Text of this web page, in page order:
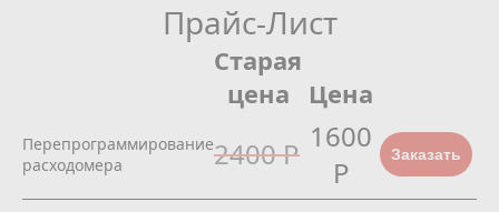
Прайс-Лист
Старая
цена
Цена
Перепрограммирование
расходомера
2400 Р 1600
Р
Заказать